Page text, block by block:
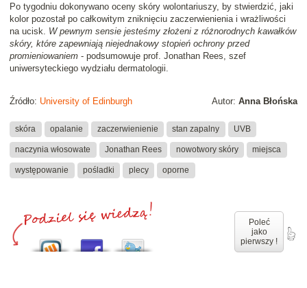
Po tygodniu dokonywano oceny skóry wolontariuszy, by stwierdzić, jaki
kolor pozostał po całkowitym zniknięciu zaczerwienienia i wrażliwości
na ucisk. W pewnym sensie jesteśmy złożeni z różnorodnych kawałków
skóry, które zapewniają niejednakowy stopień ochrony przed
promieniowaniem - podsumowuje prof. Jonathan Rees, szef
uniwersyteckiego wydziału dermatologii.
Autor: Anna Błońska
Źródło: University of Edinburgh
skóra opalanie zaczerwienienie stan zapalny UVB
naczynia włosowate Jonathan Rees nowotwory skóry miejsca
występowanie pośladki plecy oporne
Poleć
jako
pierwszy !